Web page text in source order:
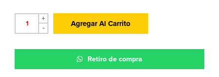
+
-
Agregar Al Carrito
Retiro de compra